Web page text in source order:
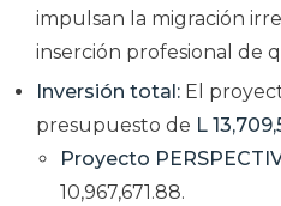
impulsan la migración
inserción profesional de
Inversión total: El
presupuesto de L
Proyecto
10,967,671.88.